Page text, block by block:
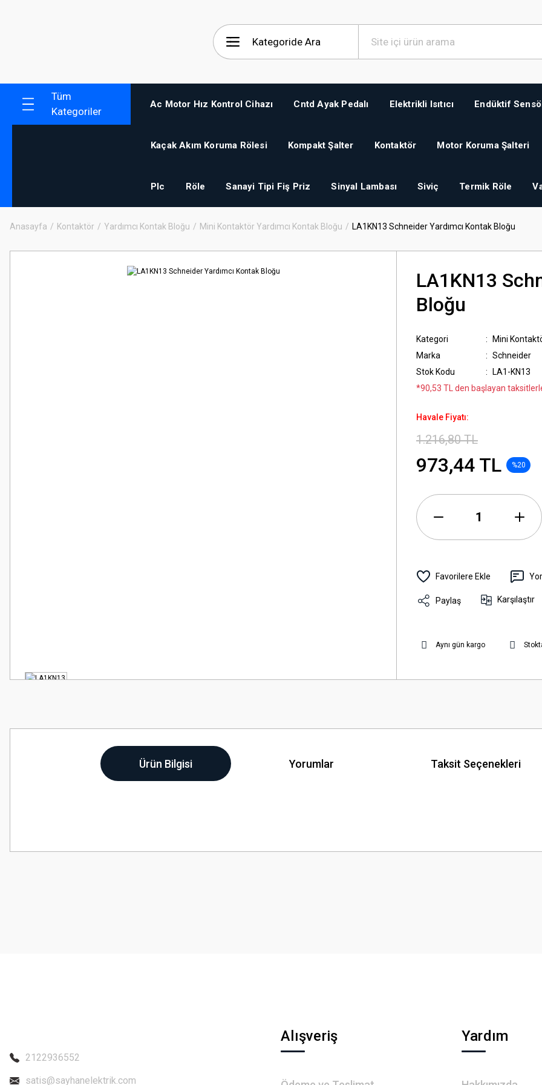
Tüm
Kategoriler
Ac Motor Hız Kontrol Cihazı Cntd Ayak Pedalı Elektrikli Isıtıcı Endüktif
Kaçak Akım Koruma Rölesi Kompakt Şalter Kontaktör Motor Koruma Şalteri
Plc Röle Sanayi Tipi Fiş Priz Sinyal Lambası Siviç Termik Röle
Anasayfa Kontaktör Yardımcı Kontak Bloğu Mini Kontaktör Yardımcı Kontak Bloğu LA1KN13 Schneider Yardımcı Kontak Bloğu
LA1KN13
Bloğu
Kategori
Mini
Marka
Schneider
Stok Kodu
LA1-KN13
*90,53 TL den başlayan
Havale Fiyatı:
1.216,80 TL
973,44 TL %20
Paylaş Karşılaştır
Aynı gün kargo
Ürün Bilgisi Yorumlar Taksit Seçenekleri
Görüş ve önerileriniz için teşekkür ederiz.
2122936552
satis@sayhanelektrik.com
Alışveriş Yardım